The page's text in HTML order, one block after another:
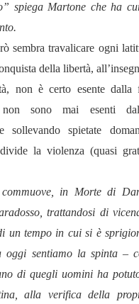
spiega Martone che ha
sembra travalicare ogni
della libertà,
non è certo esente dalla
non sono mai esenti
sollevando spietate
la violenza (quasi
in Morte di
trattandosi di
un tempo in cui si è
oggi sentiamo la spinta –
di quegli uomini ha
alla verifica della